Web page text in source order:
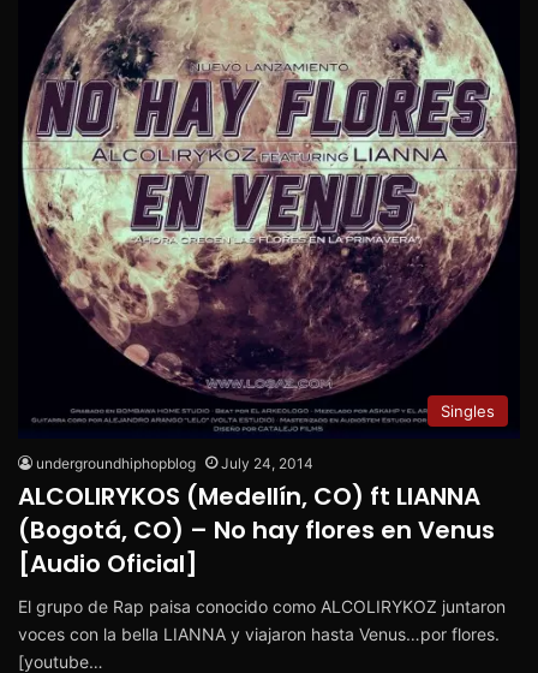
Singles
undergroundhiphopblog July 24, 2014
ALCOLIRYKOS (Medellín, CO) ft LIANNA
(Bogotá, CO) – No hay flores en Venus
[Audio Oficial]
El grupo de Rap paisa conocido como ALCOLIRYKOZ juntaron
voces con la bella LIANNA y viajaron hasta Venus…por flores.
[youtube…